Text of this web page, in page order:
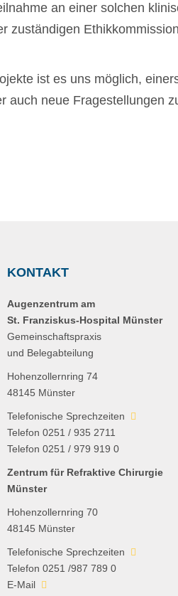
an einer solchen
zuständigen
ist es uns möglich,
auch neue Fragestellungen
KONTAKT
Augenzentrum am
St. Franziskus-Hospital Münster
Gemeinschaftspraxis
und Belegabteilung
Hohenzollernring 74
48145 Münster
Telefonische Sprechzeiten
Telefon 0251 / 935 2711
Telefon 0251 / 979 919 0
Zentrum für Refraktive Chirurgie
Münster
Hohenzollernring 70
48145 Münster
Telefonische Sprechzeiten
Telefon 0251 /987 789 0
E-Mail